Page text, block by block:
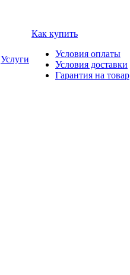
Услуги
Как купить
Условия оплаты
Условия доставки
Гарантия на товар